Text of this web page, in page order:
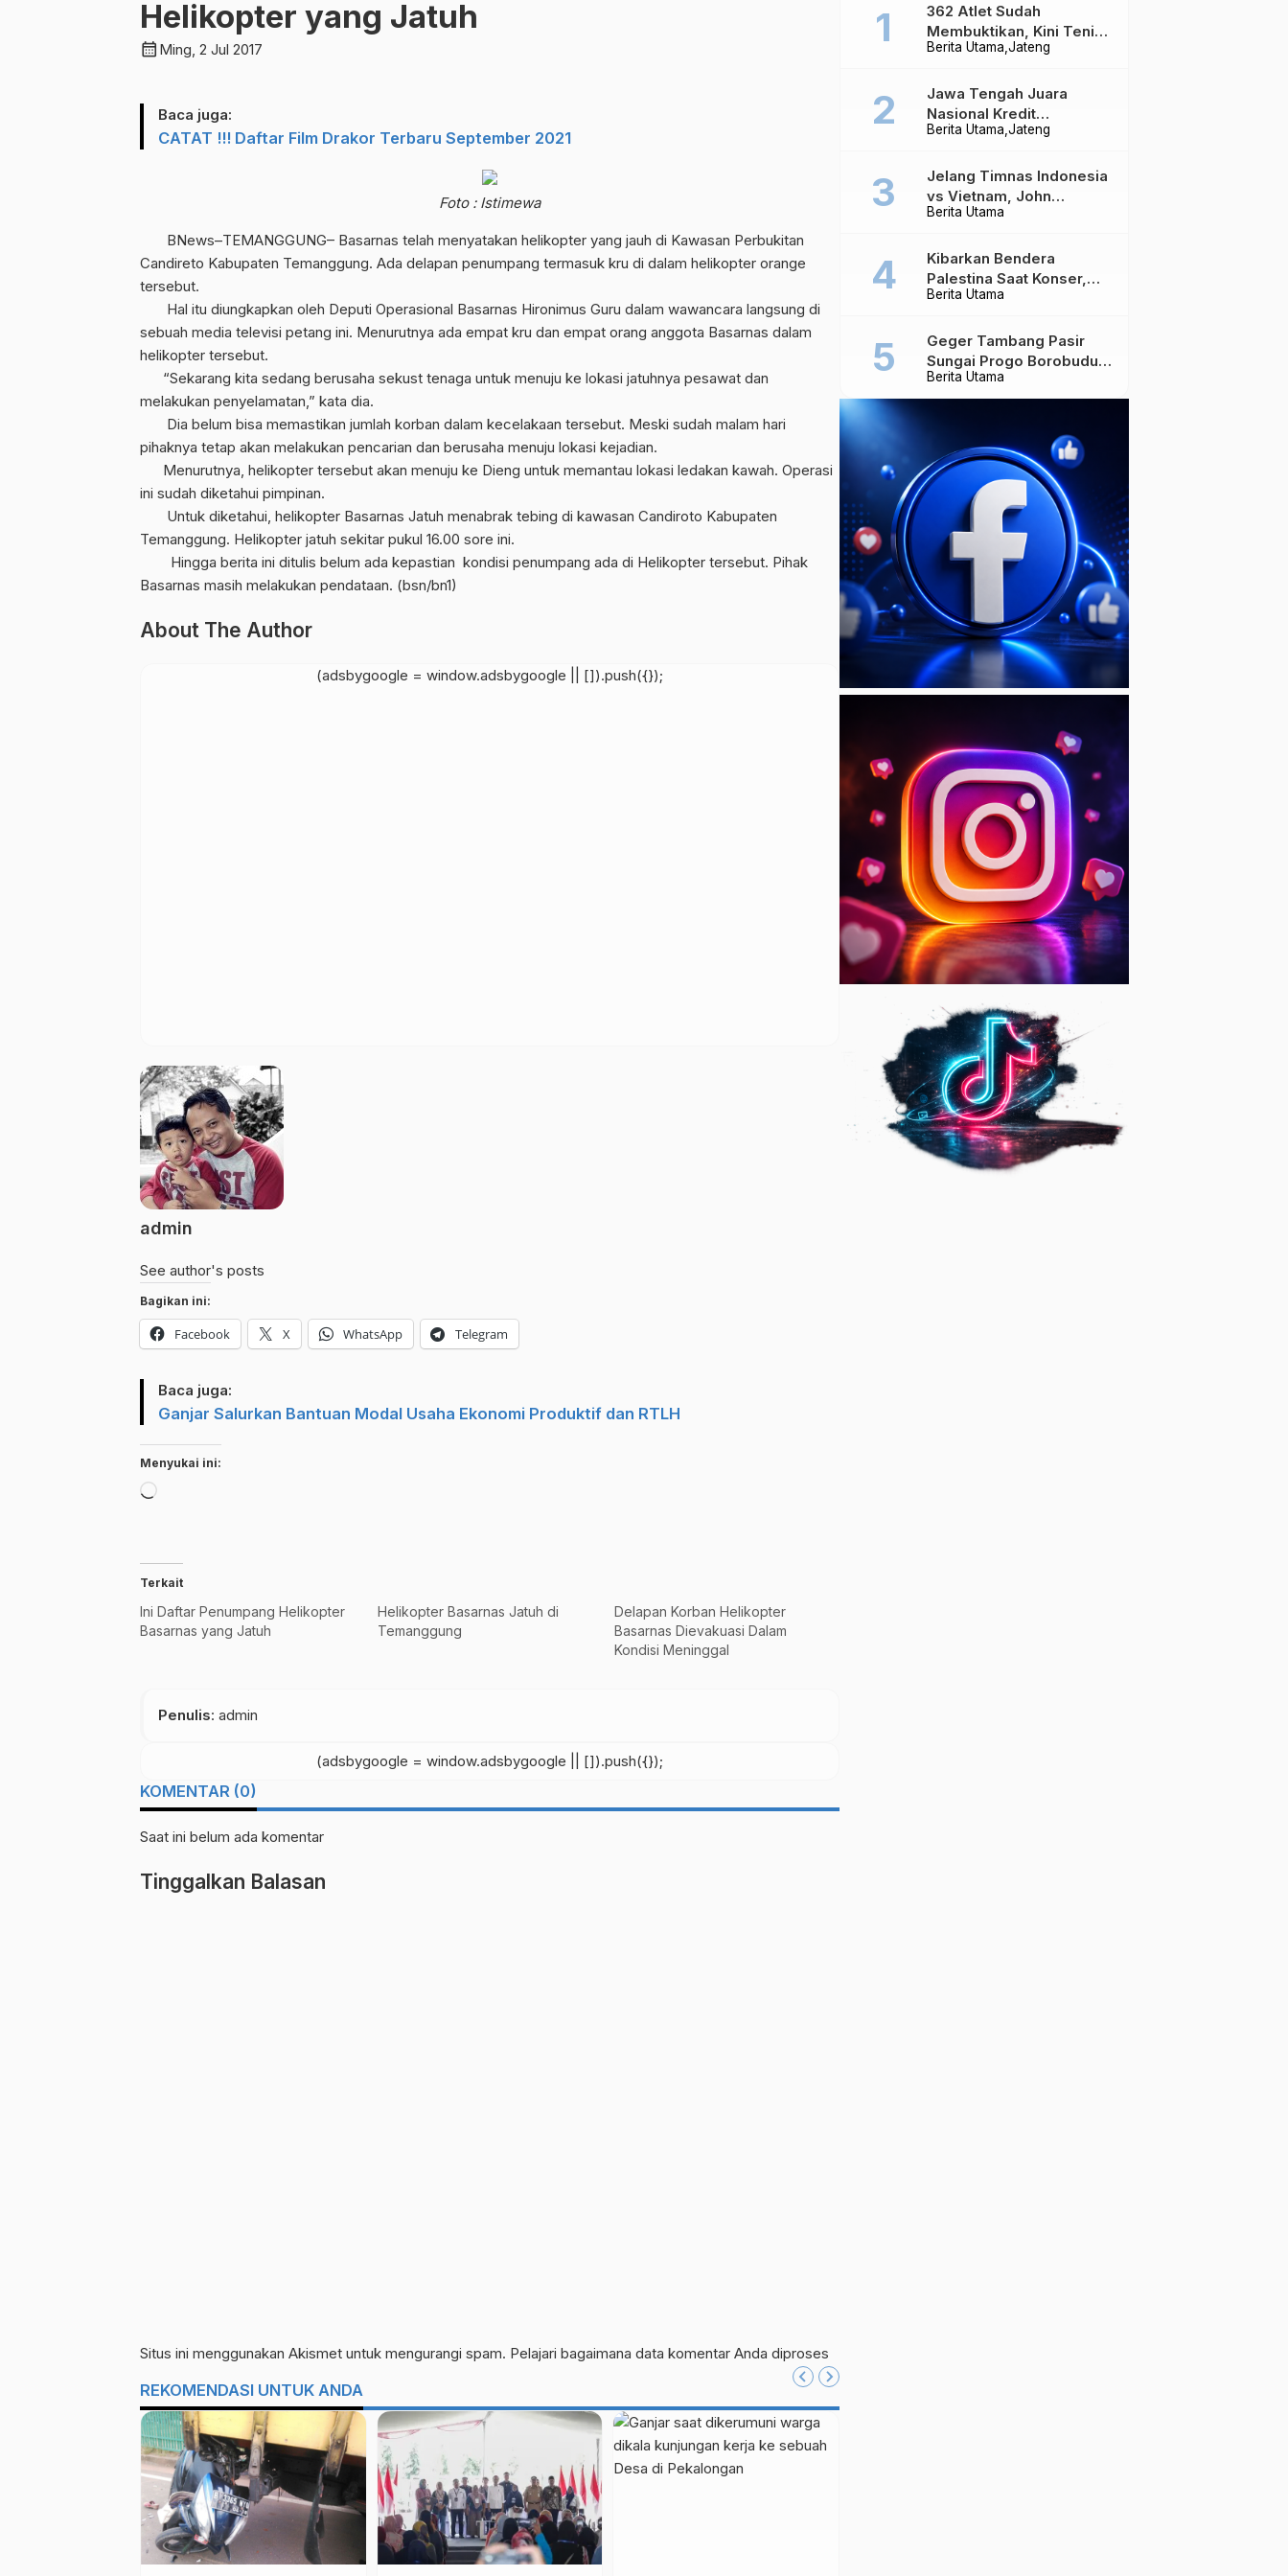
Helikopter yang Jatuh
calendar_month Ming, 2 Jul 2017
Baca juga:
CATAT !!! Daftar Film Drakor Terbaru September 2021
Foto : Istimewa
BNews–TEMANGGUNG– Basarnas telah menyatakan helikopter yang jauh di Kawasan Perbukitan
Candireto Kabupaten Temanggung. Ada delapan penumpang termasuk kru di dalam helikopter orange
tersebut.
Hal itu diungkapkan oleh Deputi Operasional Basarnas Hironimus Guru dalam wawancara langsung di
sebuah media televisi petang ini. Menurutnya ada empat kru dan empat orang anggota Basarnas dalam
helikopter tersebut.
“Sekarang kita sedang berusaha sekust tenaga untuk menuju ke lokasi jatuhnya pesawat dan
melakukan penyelamatan,” kata dia.
Dia belum bisa memastikan jumlah korban dalam kecelakaan tersebut. Meski sudah malam hari
pihaknya tetap akan melakukan pencarian dan berusaha menuju lokasi kejadian.
Menurutnya, helikopter tersebut akan menuju ke Dieng untuk memantau lokasi ledakan kawah. Operasi
ini sudah diketahui pimpinan.
Untuk diketahui, helikopter Basarnas Jatuh menabrak tebing di kawasan Candiroto Kabupaten
Temanggung. Helikopter jatuh sekitar pukul 16.00 sore ini.
Hingga berita ini ditulis belum ada kepastian kondisi penumpang ada di Helikopter tersebut. Pihak
Basarnas masih melakukan pendataan. (bsn/bn1)
About The Author
(adsbygoogle = window.adsbygoogle || []).push({});
admin
See author's posts
Bagikan ini:
Facebook X WhatsApp Telegram
Baca juga:
Ganjar Salurkan Bantuan Modal Usaha Ekonomi Produktif dan RTLH
Menyukai ini:
Memuat...
Terkait
Ini Daftar Penumpang Helikopter
Basarnas yang Jatuh
Helikopter Basarnas Jatuh di
Temanggung
Delapan Korban Helikopter
Basarnas Dievakuasi Dalam
Kondisi Meninggal
Penulis: admin
(adsbygoogle = window.adsbygoogle || []).push({});
KOMENTAR (0)
Saat ini belum ada komentar
Tinggalkan Balasan
Situs ini menggunakan Akismet untuk mengurangi spam. Pelajari bagaimana data komentar Anda diproses
REKOMENDASI UNTUK ANDA
Berita Utama Jateng
362 Atlet Sudah
Membuktikan, Kini Tenis
Meja Jateng Dibidik Jadi
Berita Utama Jateng
Jawa Tengah Juara
Nasional Kredit
Perumahan, Realisasi
Berita Utama
Jelang Timnas Indonesia
vs Vietnam, John
Herdman Ungkap Hal
Berita Utama
Kibarkan Bendera
Palestina Saat Konser,
Massive Attack Dilarang
Berita Utama
Geger Tambang Pasir
Sungai Progo Borobudur,
Warga Sambeng Hentikan
Alat Berat dan Usir Truk